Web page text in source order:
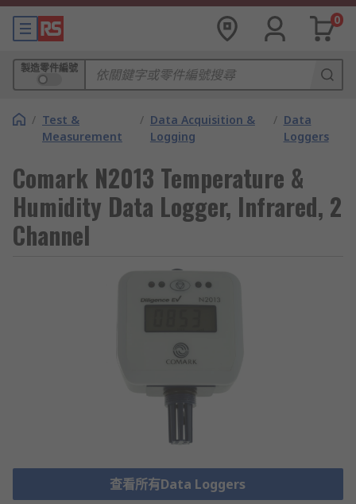
0
製造零件編號
/ Test &
Measurement
/ Data Acquisition &
Logging
/ Data
Loggers
Comark N2013 Temperature &
Humidity Data Logger, Infrared, 2
Channel
查看所有Data Loggers